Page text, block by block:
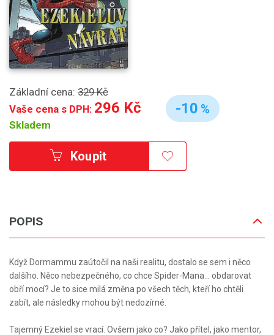
Základní cena: 329 Kč
Vaše cena s DPH: 296 Kč
Skladem
-10 %
Koupit
POPIS
Když Dormammu zaútočil na naši realitu, dostalo se sem i něco
dalšího. Něco nebezpečného, co chce Spider-Mana... obdarovat
obří mocí? Je to sice milá změna po všech těch, kteří ho chtěli
zabít, ale následky mohou být nedozírné.
Tajemný Ezekiel se vrací. Ovšem jako co? Jako přítel, jako mentor,